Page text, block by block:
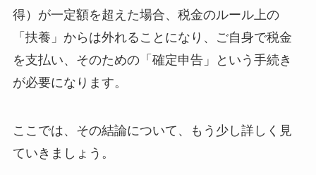
得）が一定額を超えた場合、税金のルール上の
「扶養」からは外れることになり、ご自身で税金
を支払い、そのための「確定申告」という手続き
が必要になります。
ここでは、その結論について、もう少し詳しく見
ていきましょう。